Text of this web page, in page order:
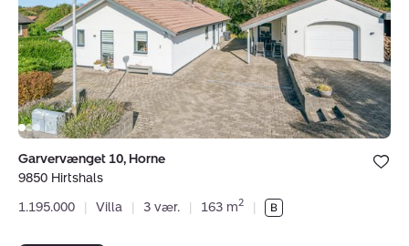
Hirtshals
Bolig er
under dine
Garvervænget 10, Horne
9850 Hirtshals
1.195.000
| Villa | 3 vær. | 163 m2 |